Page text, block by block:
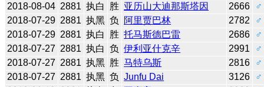
2018-08-04 2881 执白 胜 亚历山大迪那斯塔因 2666
♂
2018-07-29 2881 执黑 负 阿里贾巴林 2782
♂
2018-07-29 2881 执白 胜 托马斯德巴雷 2686
♂
2018-07-27 2881 执白 负 伊利亚什克辛 2991
♂
2018-07-27 2881 执黑 胜 马特乌斯 2816
♂
2018-07-27 2881 执黑 负 Junfu Dai 3126
♂